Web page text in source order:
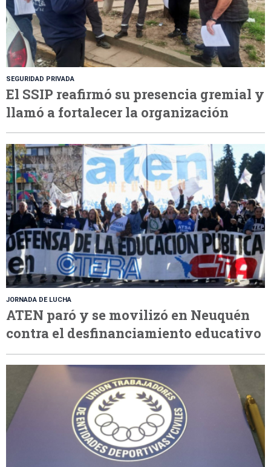
SEGURIDAD PRIVADA
El SSIP reafirmó su presencia gremial y
llamó a fortalecer la organización
JORNADA DE LUCHA
ATEN paró y se movilizó en Neuquén
contra el desfinanciamiento educativo